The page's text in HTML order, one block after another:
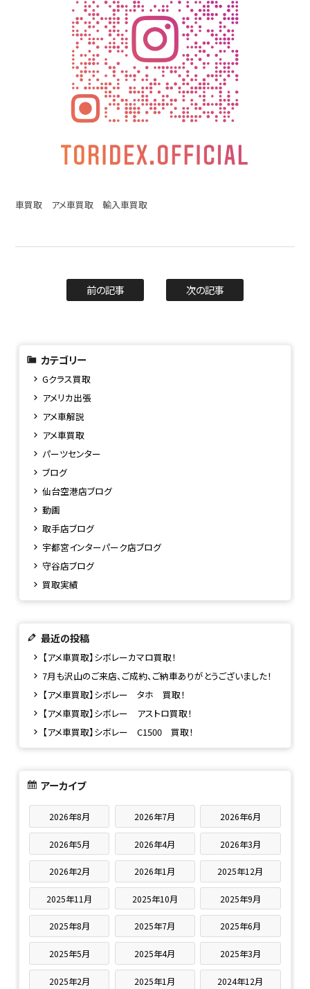
車買取 アメ車買取 輸入車買取
前の記事 次の記事
カテゴリー
Gクラス買取
アメリカ出張
アメ車解説
アメ車買取
パーツセンター
ブログ
仙台空港店ブログ
動画
取手店ブログ
宇都宮インターパーク店ブログ
守谷店ブログ
買取実績
最近の投稿
【アメ車買取】シボレーカマロ買取！
7月も沢山のご来店、ご成約、ご納車ありがとうございました！
【アメ車買取】シボレー タホ 買取！
【アメ車買取】シボレー アストロ買取！
【アメ車買取】シボレー C1500 買取！
アーカイブ
2026年8月 2026年7月 2026年6月
2026年5月 2026年4月 2026年3月
2026年2月 2026年1月 2025年12月
2025年11月 2025年10月 2025年9月
2025年8月 2025年7月 2025年6月
2025年5月 2025年4月 2025年3月
2025年2月 2025年1月 2024年12月